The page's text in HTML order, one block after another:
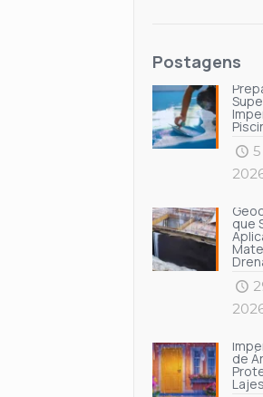
Postagens
que
de